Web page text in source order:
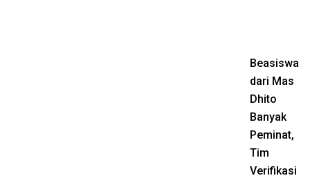
Beasiswa
dari Mas
Dhito
Banyak
Peminat,
Tim
Verifikasi